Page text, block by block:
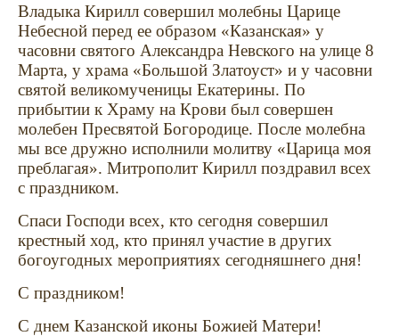
Владыка Кирилл совершил молебны Царице
Небесной перед ее образом «Казанская» у
часовни святого Александра Невского на улице 8
Марта, у храма «Большой Златоуст» и у часовни
святой великомученицы Екатерины. По
прибытии к Храму на Крови был совершен
молебен Пресвятой Богородице. После молебна
мы все дружно исполнили молитву «Царица моя
преблагая». Митрополит Кирилл поздравил всех
с праздником.
Спаси Господи всех, кто сегодня совершил
крестный ход, кто принял участие в других
богоугодных мероприятиях сегодняшнего дня!
С праздником!
С днем Казанской иконы Божией Матери!